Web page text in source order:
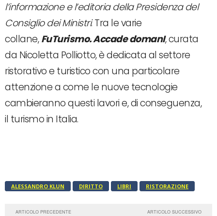
l’informazione e l’editoria della Presidenza del
Consiglio dei Ministri. Tra le varie
collane,FuTurismo. AccadedomanI, curata
da Nicoletta Polliotto, è dedicata al settore
ristorativo e turistico con una particolare
attenzione a come le nuove tecnologie
cambieranno questi lavori e, di conseguenza,
il turismo in Italia.
ALESSANDRO KLUN DIRITTO LIBRI RISTORAZIONE
ARTICOLO PRECEDENTE ARTICOLO SUCCESSIVO